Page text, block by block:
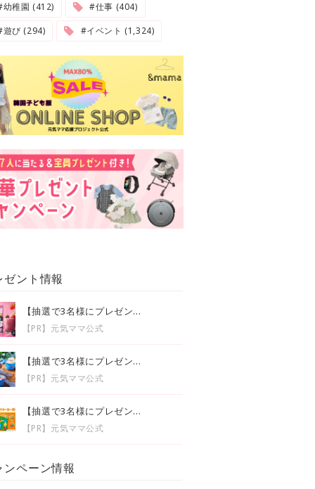
稚園 (412)
#仕事 (404)
び (294)
#イベント (1,324)
ゼント情報
【抽選で3名様にプレゼン...
【PR】元気ママ公式
【抽選で3名様にプレゼン...
【PR】元気ママ公式
【抽選で3名様にプレゼン...
【PR】元気ママ公式
ンペーン情報